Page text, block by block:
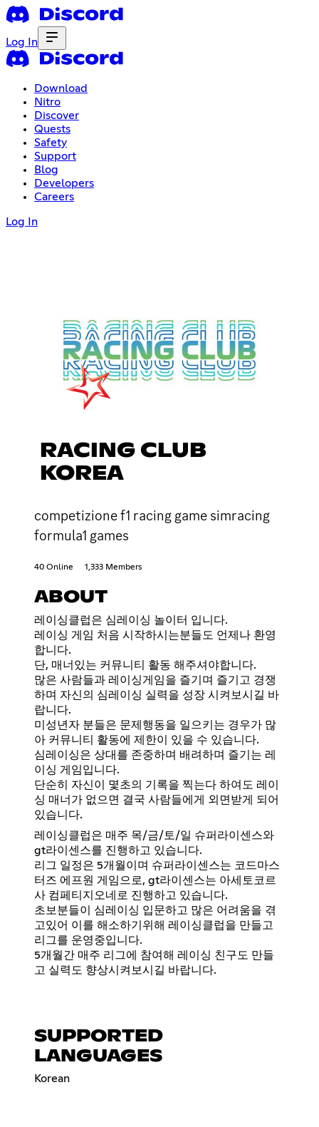
Log In
Download
Nitro
Discover
Quests
Safety
Support
Blog
Developers
Careers
Log In
RACING CLUB
KOREA
competizione f1 racing game simracing
formula1 games
40 Online 1,333 Members
ABOUT
레이싱클럽은 심레이싱 놀이터 입니다.
레이싱 게임 처음 시작하시는분들도 언제나 환영
합니다.
단, 매너있는 커뮤니티 활동 해주셔야합니다.
많은 사람들과 레이싱게임을 즐기며 즐기고 경쟁
하며 자신의 심레이싱 실력을 성장 시켜보시길 바
랍니다.
미성년자 분들은 문제행동을 일으키는 경우가 많
아 커뮤니티 활동에 제한이 있을 수 있습니다.
심레이싱은 상대를 존중하며 배려하며 즐기는 레
이싱 게임입니다.
단순히 자신이 몇초의 기록을 찍는다 하여도 레이
싱 매너가 없으면 결국 사람들에게 외면받게 되어
있습니다.
레이싱클럽은 매주 목/금/토/일 슈퍼라이센스와
gt라이센스를 진행하고 있습니다.
리그 일정은 5개월이며 슈퍼라이센스는 코드마스
터즈 에프원 게임으로, gt라이센스는 아세토코르
사 컴페티지오네로 진행하고 있습니다.
초보분들이 심레이싱 입문하고 많은 어려움을 겪
고있어 이를 해소하기위해 레이싱클럽을 만들고
리그를 운영중입니다.
5개월간 매주 리그에 참여해 레이싱 친구도 만들
고 실력도 향상시켜보시길 바랍니다.
SUPPORTED
LANGUAGES
Korean